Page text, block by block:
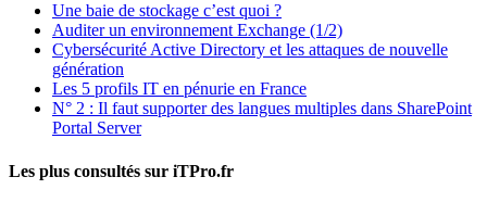
Une baie de stockage c’est quoi ?
Auditer un environnement Exchange (1/2)
Cybersécurité Active Directory et les attaques de nouvelle
génération
Les 5 profils IT en pénurie en France
N° 2 : Il faut supporter des langues multiples dans SharePoint
Portal Server
Les plus consultés sur iTPro.fr